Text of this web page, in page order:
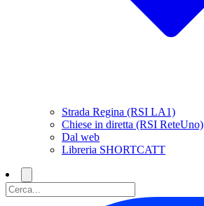
Strada Regina (RSI LA1)
Chiese in diretta (RSI ReteUno)
Dal web
Libreria SHORTCATT